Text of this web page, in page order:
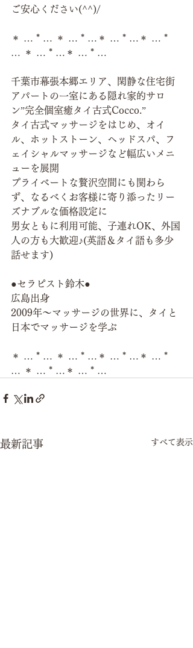
ご安心ください(^^)/
＊ … * … ＊ … * …＊ … * …＊ … *
… ＊ … * …＊ … * …
千葉市幕張本郷エリア、閑静な住宅街
アパートの一室にある隠れ家的サロ
ン”完全個室癒タイ古式Cocco.”
タイ古式マッサージをはじめ、オイ
ル、ホットストーン、ヘッドスパ、フ
ェイシャルマッサージなど幅広いメニ
ューを展開
プライベートな贅沢空間にも関わら
ず、なるべくお客様に寄り添ったリー
ズナブルな価格設定に
男女ともに利用可能、子連れOK、外国
人の方も大歓迎♪(英語＆タイ語も多少
話せます)
●セラピスト鈴木●
広島出身
2009年～マッサージの世界に、タイと
日本でマッサージを学ぶ
＊ … * … ＊ … * …＊ … * …＊ … *
… ＊ … * …＊ … * …
最新記事 すべて表示